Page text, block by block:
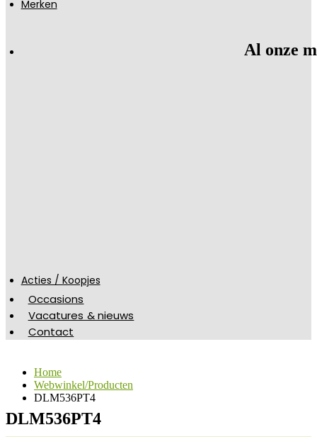
Merken
Al onze
Acties / Koopjes
Occasions
Vacatures & nieuws
Contact
Home
Webwinkel/Producten
DLM536PT4
DLM536PT4